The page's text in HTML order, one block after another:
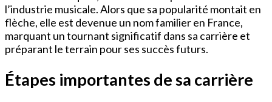
l’industrie musicale. Alors que sa popularité montait en
flèche, elle est devenue un nom familier en France,
marquant un tournant significatif dans sa carrière et
préparant le terrain pour ses succès futurs.
Étapes importantes de sa carrière